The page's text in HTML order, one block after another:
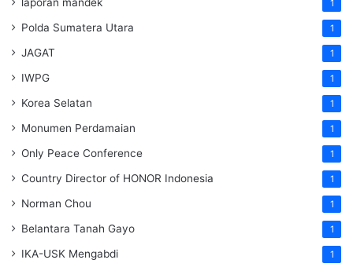
1
Polda Sumatera Utara 1
JAGAT 1
IWPG 1
Korea Selatan 1
Monumen Perdamaian 1
Only Peace Conference 1
Country Director of HONOR Indonesia 1
Norman Chou 1
Belantara Tanah Gayo 1
IKA-USK Mengabdi 1